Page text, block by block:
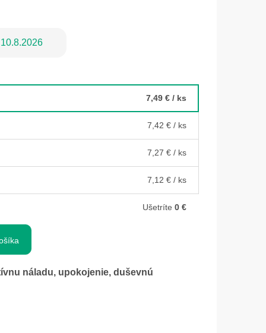
10.8.2026
7,49 € / ks
7,42 € / ks
7,27 € / ks
7,12 € / ks
Ušetríte 0 €
náladu, upokojenie, duševnú